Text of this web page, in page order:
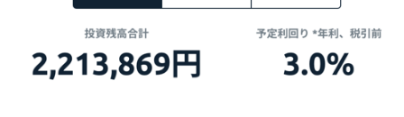
ファンド組成を外部に任せること
で、数を充実させられる
Funds運営メンバーの実績がすごい